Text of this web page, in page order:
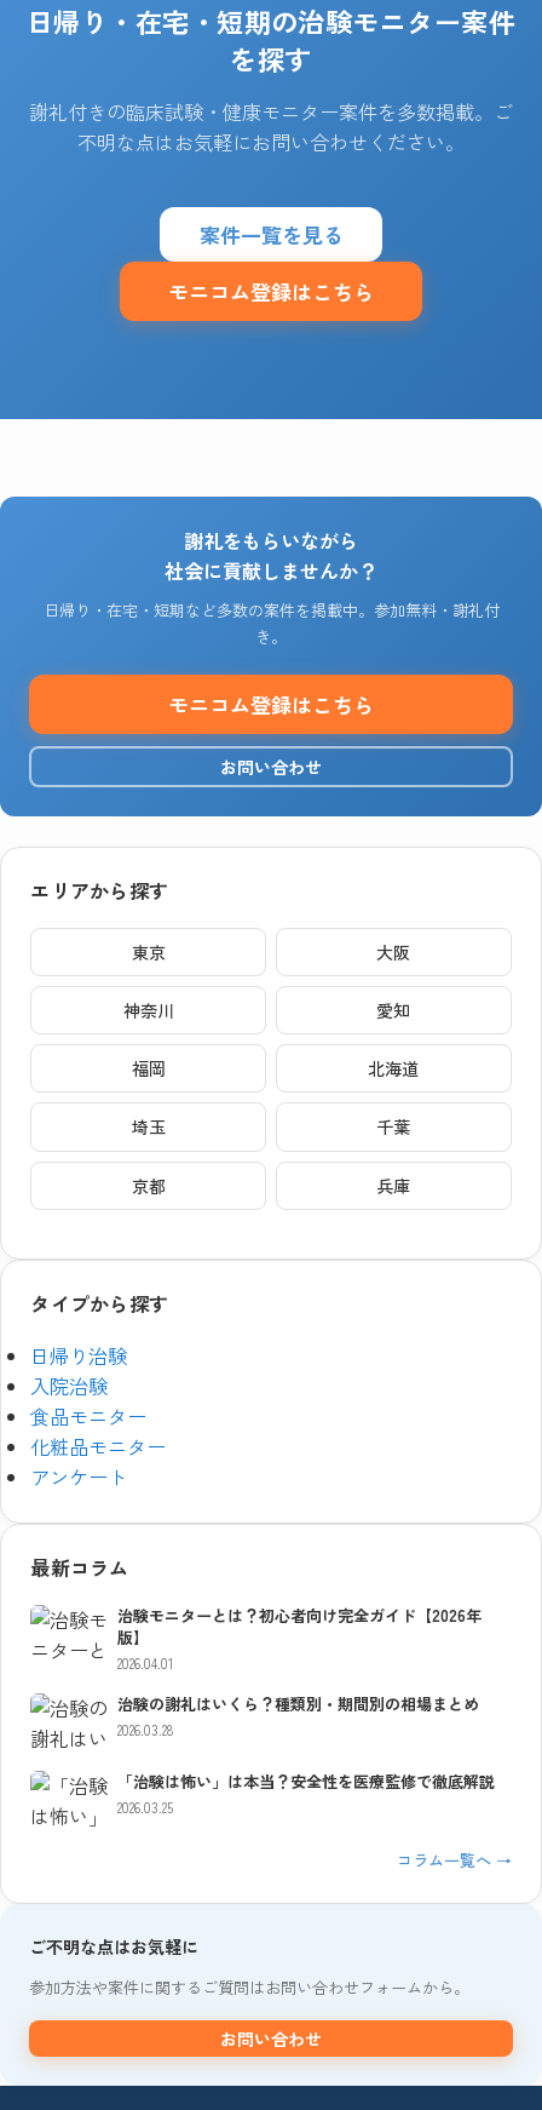
日帰り・在宅・短期の治験モニター案件
を探す
謝礼付きの臨床試験・健康モニター案件を多数掲載。ご
不明な点はお気軽にお問い合わせください。
案件一覧を見る
モニコム登録はこちら
謝礼をもらいながら
社会に貢献しませんか？
日帰り・在宅・短期など多数の案件を掲載中。参加無料・謝礼付
き。
モニコム登録はこちら
お問い合わせ
エリアから探す
東京 大阪
神奈川 愛知
福岡 北海道
埼玉 千葉
京都 兵庫
タイプから探す
日帰り治験
入院治験
食品モニター
化粧品モニター
アンケート
最新コラム
治験モニターとは？初心者向け完全ガイド【2026年
版】
2026.04.01
治験の謝礼はいくら？種類別・期間別の相場まとめ
2026.03.28
「治験は怖い」は本当？安全性を医療監修で徹底解説
2026.03.25
コラム一覧へ →
ご不明な点はお気軽に
参加方法や案件に関するご質問はお問い合わせフォームから。
お問い合わせ